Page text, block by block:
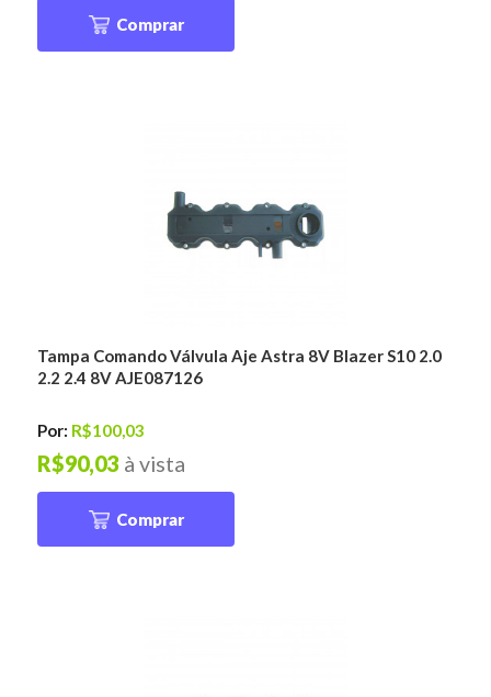
Comprar
Tampa Comando Válvula Aje Astra 8V Blazer S10 2.0
2.2 2.4 8V AJE087126
Por: R$100,03
à vista
R$90,03
Comprar